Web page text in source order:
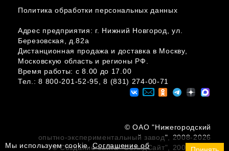
Политика обработки персональных данных
Адрес предприятия: г. Нижний Новгород, ул.
Березовская, д.82а
Дистанционная продажа и доставка в Москву,
Московскую область и регионы РФ.
Время работы: c 8.00 до 17.00
Тел.:8 800-201-52-95,8 (831) 274-00-71
© ОAО "Нижегородский
опытно-экспериментальный завод", 2008-2026
© Создание сайта "СолидСайт", 2008-2022
Мы используем cookie.Соглашение об